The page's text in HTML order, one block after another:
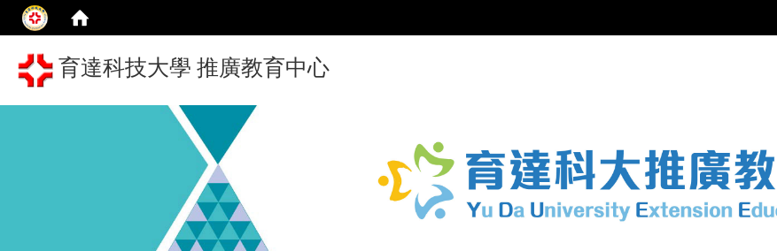
育達科技大學 推廣教育中心